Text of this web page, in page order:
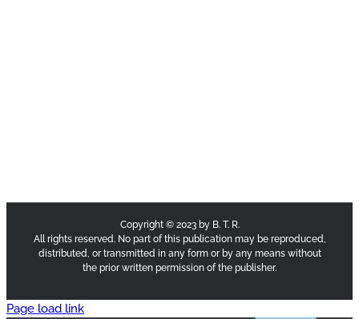
Copyright © 2023 by B. T. R.
All rights reserved. No part of this publication may be reproduced,
distributed, or transmitted in any form or by any means without
the prior written permission of the publisher.
Page load link